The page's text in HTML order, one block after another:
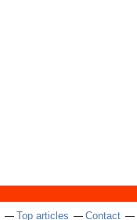
Top articles Contact